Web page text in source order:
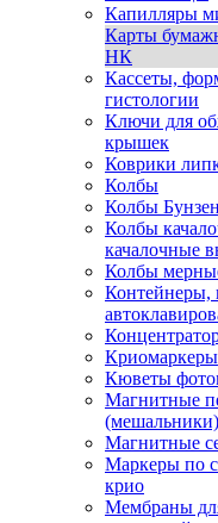
Капилляры
Карты
НК
Кассеты,
гистологии
Ключи для
крышек
Коврики
Колбы
Колбы
Колбы
качалочные
Колбы
Контейнеры,
Криомаркеры
Кюветы
Магнитные
(мешальники)
Магнитные
Маркеры по
крио
Мембраны